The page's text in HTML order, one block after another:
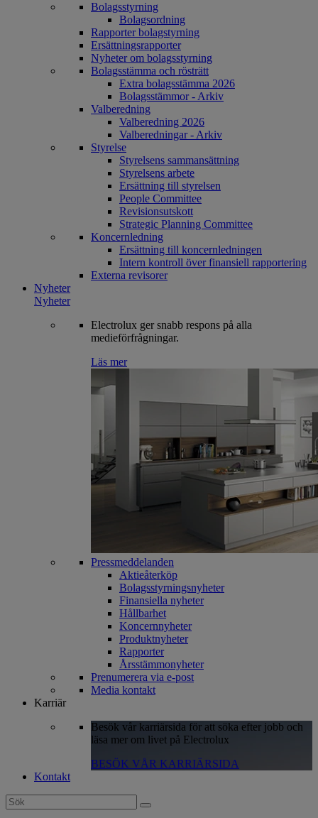
Bolagsstyrning
Bolagsordning
Rapporter bolagstyrning
Ersättningsrapporter
Nyheter om bolagsstyrning
Bolagsstämma och rösträtt
Extra bolagsstämma 2026
Bolagsstämmor - Arkiv
Valberedning
Valberedning 2026
Valberedningar - Arkiv
Styrelse
Styrelsens sammansättning
Styrelsens arbete
Ersättning till styrelsen
People Committee
Revisionsutskott
Strategic Planning Committee
Koncernledning
Ersättning till koncernledningen
Intern kontroll över finansiell rapportering
Externa revisorer
Nyheter
Nyheter
Electrolux ger snabb respons på alla
medieförfrågningar.
Läs mer
Pressmeddelanden
Aktieåterköp
Bolagsstyrningsnyheter
Finansiella nyheter
Hållbarhet
Koncernnyheter
Produktnyheter
Rapporter
Årsstämmonyheter
Prenumerera via e-post
Media kontakt
Karriär
Besök vår karriärsida för att söka efter jobb och
läsa mer om livet på Electrolux
BESÖK VÅR KARRIÄRSIDA
Kontakt
Search
for: